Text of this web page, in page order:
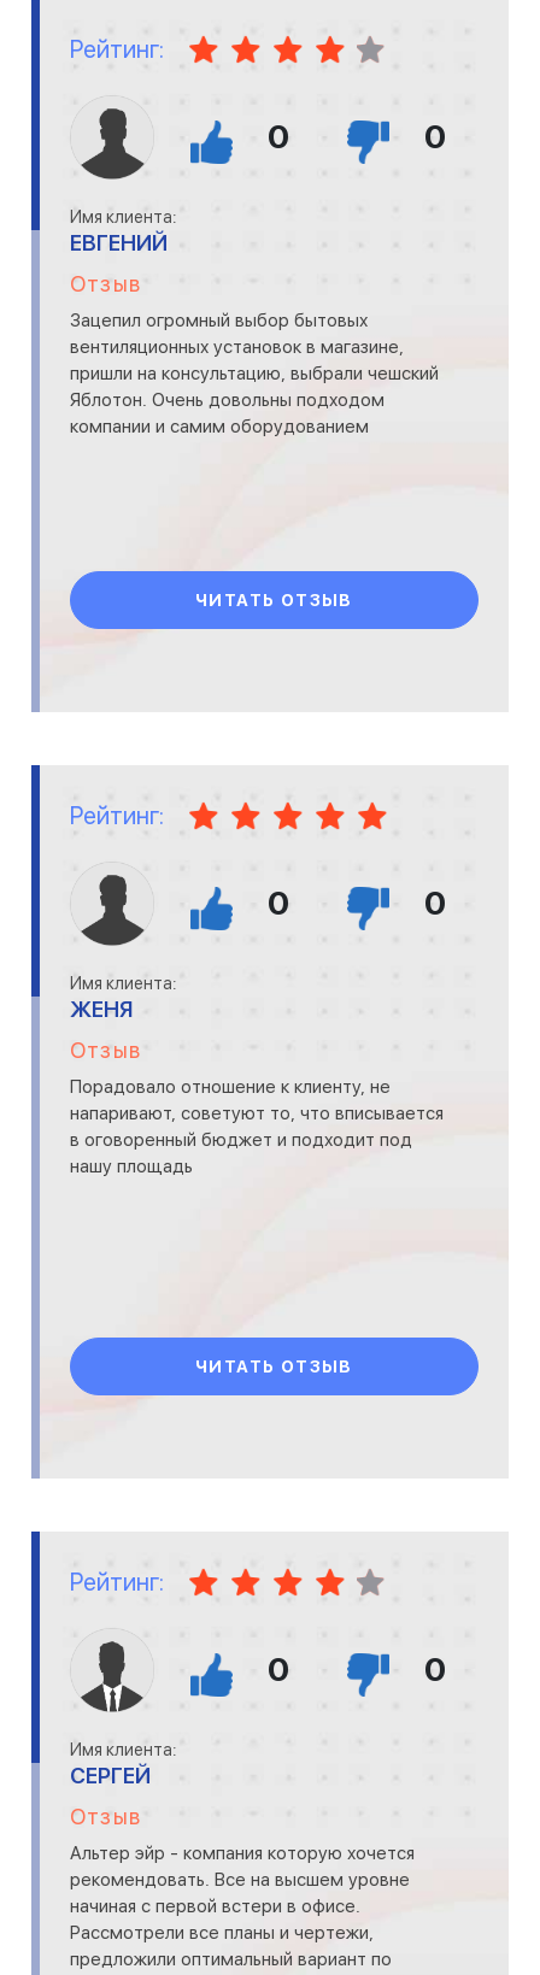
Рейтинг:
0 0
Имя клиента:
ЕВГЕНИЙ
Отзыв
Зацепил огромный выбор бытовых
вентиляционных установок в магазине,
пришли на консультацию, выбрали чешский
Яблотон. Очень довольны подходом
компании и самим оборудованием
ЧИТАТЬ ОТЗЫВ
Рейтинг:
0 0
Имя клиента:
ЖЕНЯ
Отзыв
Порадовало отношение к клиенту, не
напаривают, советуют то, что вписывается
в оговоренный бюджет и подходит под
нашу площадь
ЧИТАТЬ ОТЗЫВ
Рейтинг:
0 0
Имя клиента:
СЕРГЕЙ
Отзыв
Альтер эйр - компания которую хочется
рекомендовать. Все на высшем уровне
начиная с первой встери в офисе.
Рассмотрели все планы и чертежи,
предложили оптимальный вариант по